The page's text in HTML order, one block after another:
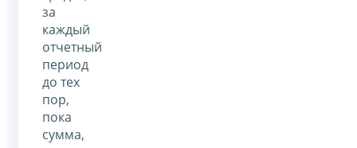
за
каждый
отчетный
период
до тех
пор,
пока
сумма,